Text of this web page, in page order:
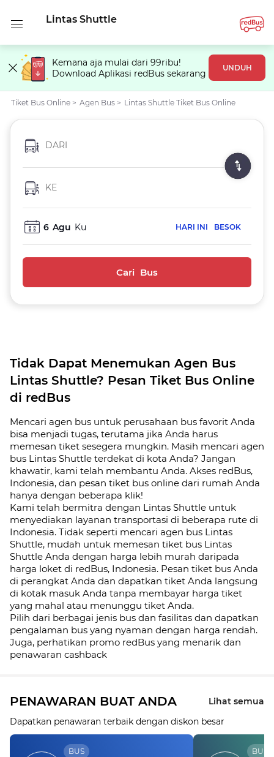
Lintas Shuttle
Kemana aja mulai dari 99ribu!
Download Aplikasi redBus sekarang
UNDUH
Tiket Bus Online > Agen Bus > Lintas Shuttle Tiket Bus Online
DARI
KE
6 Agu Ku HARI INI BESOK
Cari Bus
Tidak Dapat Menemukan Agen Bus
Lintas Shuttle? Pesan Tiket Bus Online
di redBus
Mencari agen bus untuk perusahaan bus favorit Anda
bisa menjadi tugas, terutama jika Anda harus
memesan tiket sesegera mungkin. Masih mencari agen
bus Lintas Shuttle terdekat di kota Anda? Jangan
khawatir, kami telah membantu Anda. Akses redBus,
Indonesia, dan pesan tiket bus online dari rumah Anda
hanya dengan beberapa klik!
Kami telah bermitra dengan Lintas Shuttle untuk
menyediakan layanan transportasi di beberapa rute di
Indonesia. Tidak seperti mencari agen bus Lintas
Shuttle, mudah untuk memesan tiket bus Lintas
Shuttle Anda dengan harga lebih murah daripada
harga loket di redBus, Indonesia. Pesan tiket bus Anda
di perangkat Anda dan dapatkan tiket Anda langsung
di kotak masuk Anda tanpa membayar harga tiket
yang mahal atau menunggu tiket Anda.
Pilih dari berbagai jenis bus dan fasilitas dan dapatkan
pengalaman bus yang nyaman dengan harga rendah.
Juga, perhatikan promo redBus yang menarik dan
penawaran cashback
PENAWARAN BUAT ANDA
Lihat semua
Dapatkan penawaran terbaik dengan diskon besar
BUS BUS